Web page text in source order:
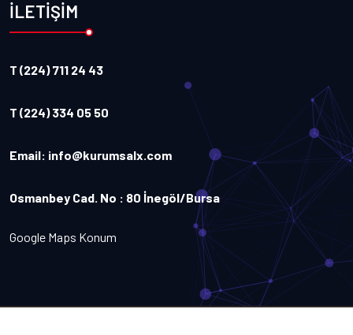
İLETİŞİM
T (224) 711 24 43
T (224) 334 05 50
Email: info@kurumsalx.com
Osmanbey Cad. No : 80 İnegöl/Bursa
Google Maps Konum